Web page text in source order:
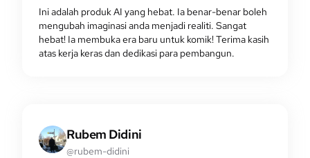
Ini adalah produk AI yang hebat. Ia benar-benar boleh
mengubah imaginasi anda menjadi realiti. Sangat
hebat! Ia membuka era baru untuk komik! Terima kasih
atas kerja keras dan dedikasi para pembangun.
Rubem Didini
@rubem-didini